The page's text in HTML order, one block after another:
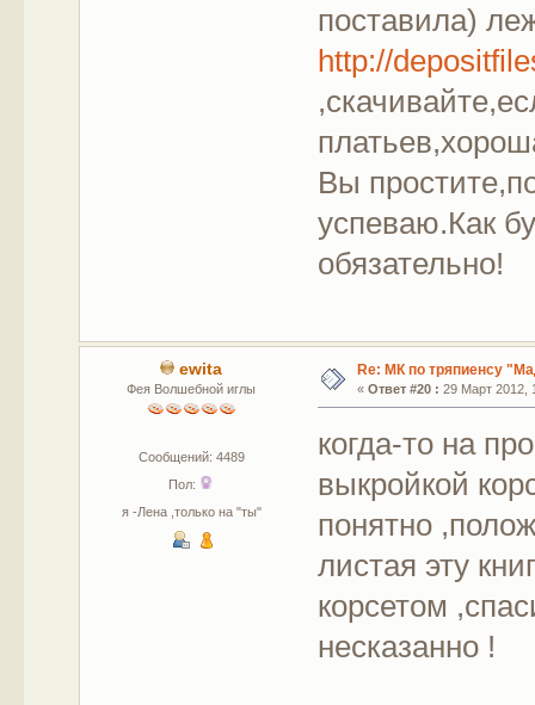
поставила)
http://
Вы
успеваю.Как
обязательно!
ewita
Фея Волшебной иглы
Сообщений: 4489
Пол:
я -Лена ,только на "ты"
Re: МК по тряпиенсу
« Ответ #20 : 29 Март 2012,
когда-то на
выкройкой
понятно
листая эту
корсетом
несказанно !